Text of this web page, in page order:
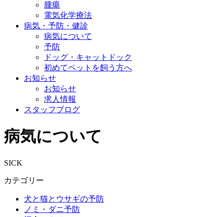
腫瘍
電気化学療法
病気・予防・健診
病気について
予防
ドッグ・キャットドック
初めてペットを飼う方へ
お知らせ
お知らせ
求人情報
スタッフブログ
病気について
SICK
カテゴリー
犬と猫とウサギの予防
ノミ・ダニ予防